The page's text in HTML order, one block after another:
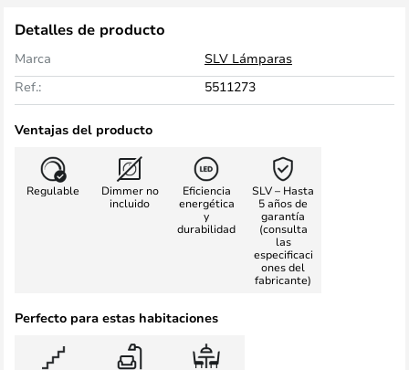
Detalles de producto
Marca
SLV Lámparas
Ref.:
5511273
Ventajas del producto
Regulable
Dimmer no
incluido
Eficiencia
energética
y
durabilidad
SLV – Hasta
5 años de
garantía
(consulta
las
especificaci
ones del
fabricante)
Perfecto para estas habitaciones